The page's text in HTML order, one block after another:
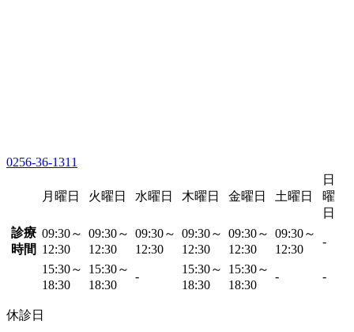
0256-36-1311
月曜日 火曜日 水曜日 木曜日 金曜日 土曜日
日
曜
日
診療
時間
09:30～
12:30
09:30～
12:30
09:30～
12:30
09:30～
12:30
09:30～
12:30
09:30～
12:30
-
15:30～
18:30
15:30～
18:30
-
15:30～
18:30
15:30～
18:30
- -
休診日